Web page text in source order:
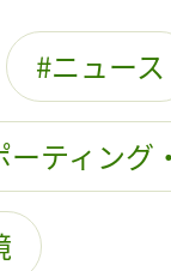
ニュース
ーティング